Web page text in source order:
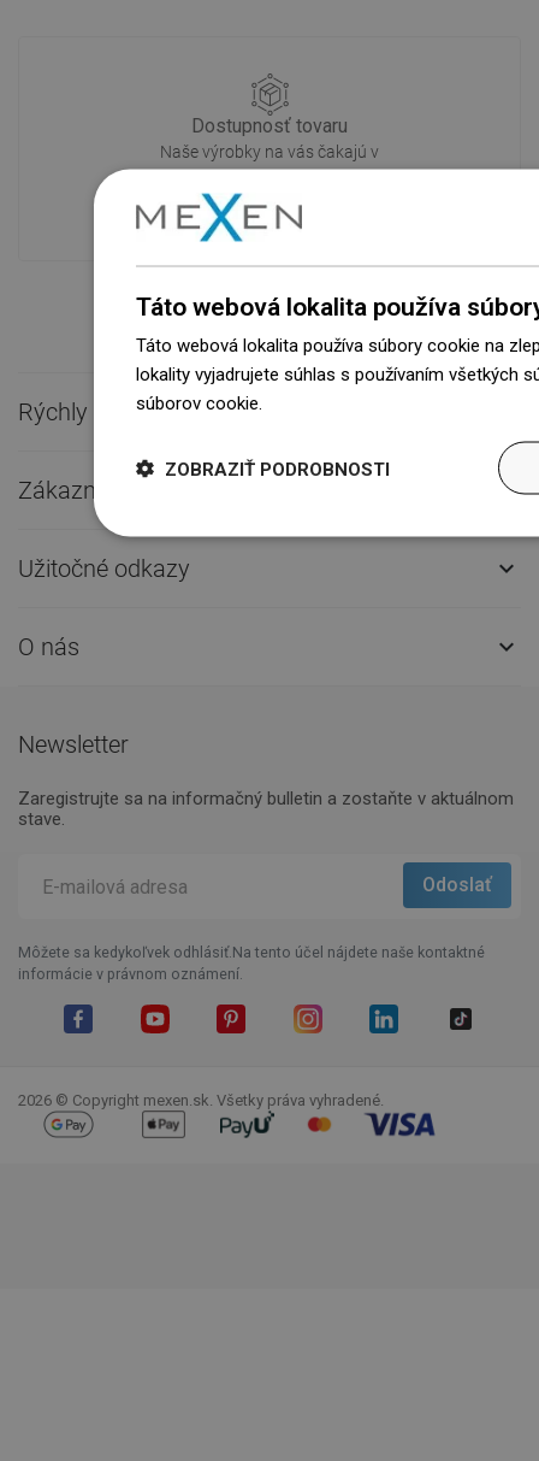
Dostupnosť tovaru
Naše výrobky na vás čakajú v
prepravu!
Rýchly kontakt
Zákaznícky servis 
Užitočné odkazy 
O nás 
Newsletter
Zaregistrujte sa na informačný bulletin a zostaňte v aktuálnom
stave.
Môžete sa kedykoľvek odhlásiť.Na tento účel nájdete naše kontaktné
informácie v právnom oznámení.
2026 © Copyright mexen.sk. Všetky práva vyhradené.
Táto webová lokalita používa
Táto webová lokalita používa súbory cookie na
lokality vyjadrujete súhlas s používaním všetkých
súborov cookie.
ZOBRAZIŤ PODROBNOSTI